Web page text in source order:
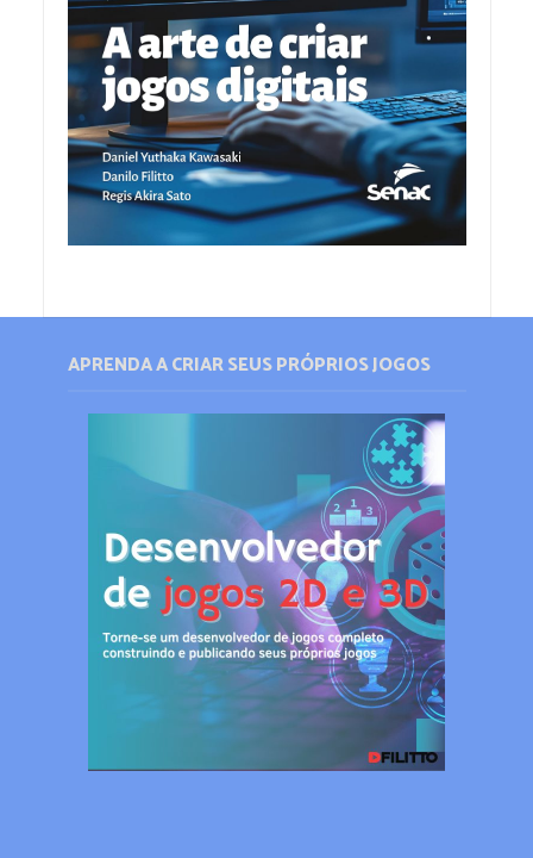
APRENDA A CRIAR SEUS PRÓPRIOS JOGOS